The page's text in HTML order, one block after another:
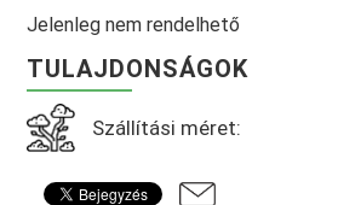
Jelenleg nem rendelhető
TULAJDONSÁGOK
Szállítási méret: